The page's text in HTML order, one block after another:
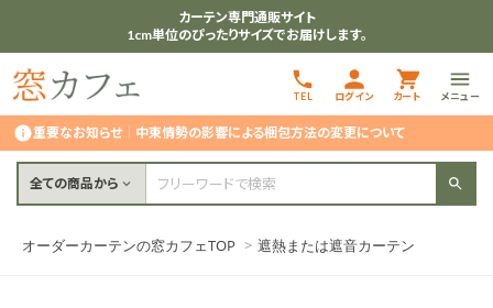
カーテン専門通販サイト
1cm単位のぴったりサイズでお届けします。
TEL ログイン カート メニュー
重要なお知らせ｜ 中東情勢の影響による梱包方法の変更について
全ての商品から
オーダーカーテンの窓カフェTOP > 遮熱または遮音カーテン